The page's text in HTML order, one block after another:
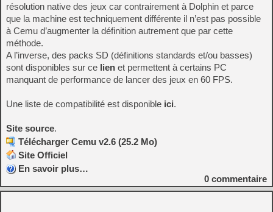
résolution native des jeux car contrairement à Dolphin et parce
que la machine est techniquement différente il n’est pas possible
à Cemu d’augmenter la définition autrement que par cette
méthode.
A l’inverse, des packs SD (définitions standards et/ou basses)
sont disponibles sur ce lien et permettent à certains PC
manquant de performance de lancer des jeux en 60 FPS.
Une liste de compatibilité est disponible ici.
Site source.
Télécharger Cemu v2.6 (25.2 Mo)
Site Officiel
En savoir plus…
0 commentaire